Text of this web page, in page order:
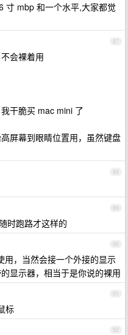
寸 mbp 和一个水平,大家都觉
87
会裸着用
干脆买 mac mini 了
屏幕到眼睛位置用，虽然键盘
88
89
时跑路才这样的
90
用，当然会接一个外接的显示
显示器，相当于是你说的裸用
91
标
92